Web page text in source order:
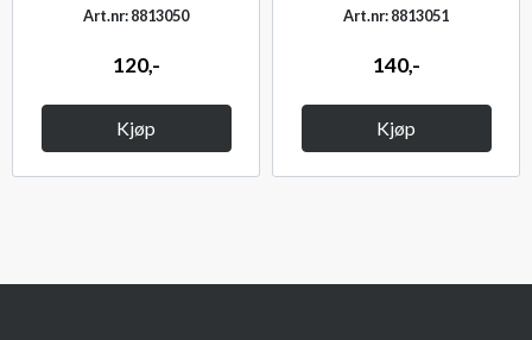
Art.nr: 8813050
120,-
Kjøp
Art.nr: 8813051
140,-
Kjøp